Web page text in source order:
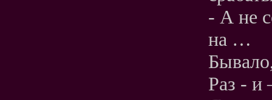
- А не
на …
Раз - и